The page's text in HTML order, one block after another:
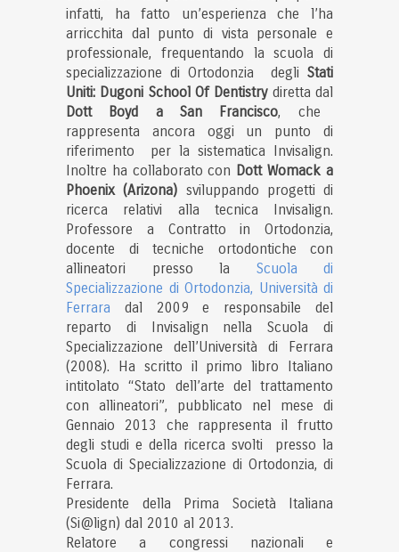
infatti, ha fatto un’esperienza che l’ha
arricchita dal punto di vista personale e
professionale, frequentando la scuola di
specializzazione di Ortodonzia degli Stati
Uniti: Dugoni School Of Dentistry diretta dal
Dott Boyd a San Francisco, che
rappresenta ancora oggi un punto di
riferimento per la sistematica Invisalign.
Inoltre ha collaborato con Dott Womack a
Phoenix (Arizona) sviluppando progetti di
ricerca relativi alla tecnica Invisalign.
Professore a Contratto in Ortodonzia,
docente di tecniche ortodontiche con
allineatori presso la Scuola di
Specializzazione di Ortodonzia, Università di
Ferrara dal 2009 e responsabile del
reparto di Invisalign nella Scuola di
Specializzazione dell’Università di Ferrara
(2008). Ha scritto il primo libro Italiano
intitolato “Stato dell’arte del trattamento
con allineatori”, pubblicato nel mese di
Gennaio 2013 che rappresenta il frutto
degli studi e della ricerca svolti presso la
Scuola di Specializzazione di Ortodonzia, di
Ferrara.
Presidente della Prima Società Italiana
(Si@lign) dal 2010 al 2013.
Relatore a congressi nazionali e